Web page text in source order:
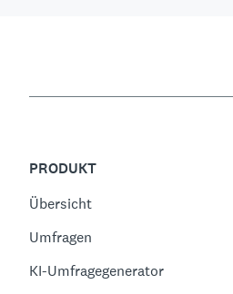
PRODUKT
Übersicht
Umfragen
KI-Umfragegenerator